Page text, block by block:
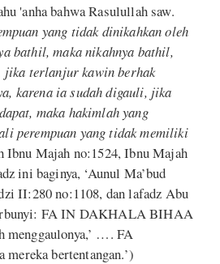
'anha bahwa Rasulullah saw.
yang tidak dinikahkan oleh
bathil, maka nikahnya bathil,
jika terlanjur kawin berhak
karena ia sudah digauli, jika
maka hakimlah yang
perempuan yang tidak memiliki
Ibnu Majah no:1524, Ibnu Majah
ini baginya, ‘Aunul Ma’bud
II:280 no:1108, dan lafadz Abu
FA IN DAKHALA BIHAA
menggaulonya,’ …. FA
bertentangan.’)